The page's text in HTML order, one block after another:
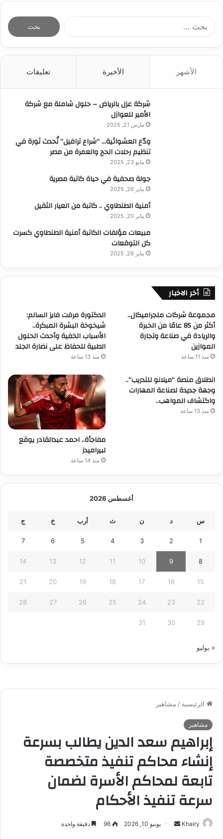
الأشهر الأخيرة تعليقات
شركة عزل بالرياض – حلول شاملة مع شركة
الأمير للعوازل
مارس 21, 2025
ودّع العشوائية… “شراع ترافيل” تُحدث ثورة في
تنظيم رحلات الحج والعمرة من مصر
مايو 23, 2025
جولة صحفية في حياة كاتبة مصرية
يناير 26, 2025
أمنية الطنطاوي .. كاتبة من العيار الثقيل
يناير 20, 2025
مبيعات مؤلفات الكاتبة أمنية الطنطاوي كسرت
كل التوقعات
يناير 29, 2025
أخر الاخبار
مجموعة شركات ملجراميكال..
أكثر من 85 عامًا من الخبرة
والريادة في صناعة وتجارة
الموازين
منذ 11 ساعة
الدكتورة مرفت فايز السالم:
شيخوخة البشرة المبكرة..
الأسباب الخفية وأحدث الحلول
الطبية للحفاظ على نضارة الجلد
منذ 13 ساعة
انطلاق منصة “ميلانو للتدريب”..
وجهة جديدة لصناعة المهارات
واكتشاف المواهب..
منذ 13 ساعة
مفاجأة.. احمد عبدالقادر يوقع
لبيراميدز
منذ 14 ساعة
أغسطس 2026
س د ن ث أرب خ ج
1
2
3
4
5
6
7
8
9
10
11
12
13
14
15
16
17
18
19
20
21
22
23
24
25
26
27
28
29
30
31
« يوليو